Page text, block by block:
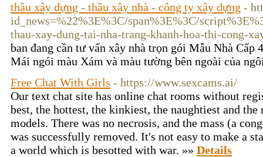
thầu xây dựng - thầu xây nhà - công ty xây dựng -
id_news=%22%3E%3C/span%3E%3C/
thau-xay-dung-tai-nha-trang-khanh-hoa-thi-cong-
ban đang cần tư vấn xây nhà trọn gói Mẫu Nhà
Mái ngói màu Xám và màu tường bên ngoài của
Free Chat With Girls - https://www.sexcams.ai/
Our text chat site has online chat rooms without
best, the hottest, the kinkiest, the naughtiest and
models. There was no necrosis, and the mass (a
was successfully removed. It's not easy to make a
a world which is besotted with war. »» Details